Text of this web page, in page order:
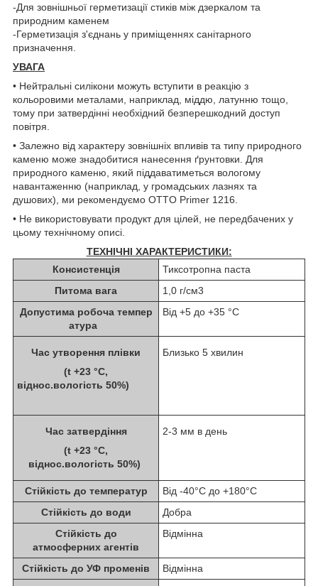
-Для зовнішньої герметизації стиків між дзеркалом та
природним каменем
-Герметизація з'єднань у приміщеннях санітарного
призначення.
УВАГА
• Нейтральні силікони можуть вступити в реакцію з
кольоровими металами, наприклад, міддю, латунню тощо,
тому при затвердінні необхідний безперешкодний доступ
повітря.
• Залежно від характеру зовнішніх впливів та типу природного
каменю може знадобитися нанесення ґрунтовки. Для
природного каменю, який піддаватиметься вологому
навантаженню (наприклад, у громадських лазнях та
душових), ми рекомендуємо OTTO Primer 1216.
• Не використовувати продукт для цілей, не передбачених у
цьому технічному описі.
ТЕХНІЧНІ ХАРАКТЕРИСТИКИ:
Консистенція
Тиксотропна паста
Питома вага
1,0 г/см3
Допустима робоча темпер
атура
Від +5 до +35 °C
Час утворення плівки
(t +23 °С,
віднос.вологість 50%)
Близько 5 хвилин
Час затвердіння
(t +23 °С,
віднос.вологість 50%)
2-3 мм в день
Стійкість до температур
Від -40°C до +180°C
Стійкість до води
Добра
Стійкість до
атмосферних агентів
Відмінна
Стійкість до УФ променів
Відмінна